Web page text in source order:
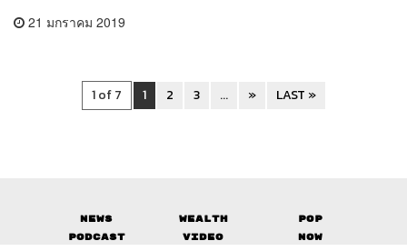
21 มกราคม 2019
1 of 7 1 2 3 ... » LAST »
News Wealth
Pop
Podcast
Video
Now